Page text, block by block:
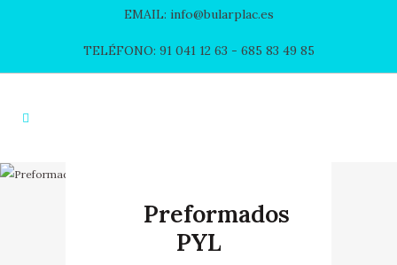
EMAIL: info@bularplac.es
TELÉFONO: 91 041 12 63 - 685 83 49 85
Preformados
PYL